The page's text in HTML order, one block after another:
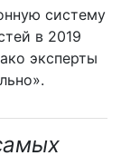
систему
в 2019
эксперты